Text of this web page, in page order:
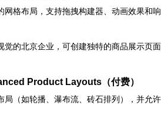
网格布局，支持拖拽构建器、动画效果和响
觉的北京企业，可创建独特的商品展示页面
Product Layouts（付费）
局（如轮播、瀑布流、砖石排列），并允许